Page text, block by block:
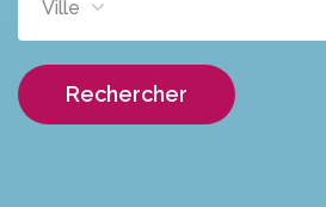
Ville
Rechercher